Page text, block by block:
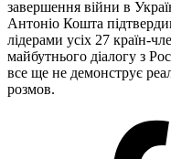
завершення війни в
Антоніо Кошта
лідерами усіх 27 країн-
майбутнього діалогу з
все ще не демонструє
розмов.